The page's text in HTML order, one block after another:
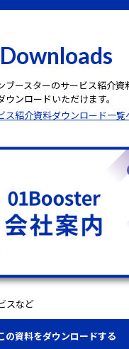
Downloads
ブースターのサービス紹介資
ウンロードいただけます。
ス紹介資料ダウンロード一覧
スなど
の資料をダウンロードする